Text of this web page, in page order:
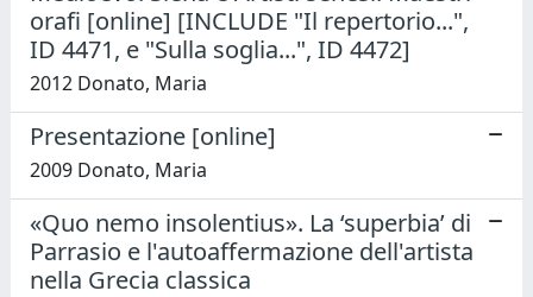
orafi [online] [INCLUDE "Il repertorio...",
ID 4471, e "Sulla soglia...", ID 4472]
2012 Donato, Maria
Presentazione [online]
2009 Donato, Maria
«Quo nemo insolentius». La ‘superbia’ di
Parrasio e l'autoaffermazione dell'artista
nella Grecia classica